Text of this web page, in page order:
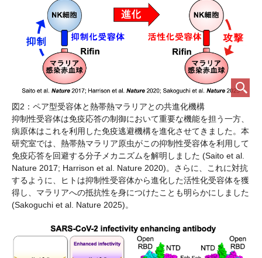
図2：ペア型受容体と熱帯熱マラリアとの共進化機構
抑制性受容体は免疫応答の制御において重要な機能を担う一方、
病原体はこれを利用した免疫逃避機構を進化させてきました。本
研究室では、熱帯熱マラリア原虫がこの抑制性受容体を利用して
免疫応答を回避する分子メカニズムを解明しました (Saito et al.
Nature 2017; Harrison et al. Nature 2020)。さらに、これに対抗
するように、ヒトは抑制性受容体から進化した活性化受容体を獲
得し、マラリアへの抵抗性を身につけたことも明らかにしました
(Sakoguchi et al. Nature 2025)。